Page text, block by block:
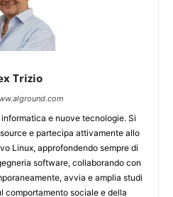
Trizio
e nuove tecnologie. Si
e partecipa attivamente allo
Linux, approfondendo sempre di
software, collaborando con
avvia e amplia studi
comportamento sociale e della